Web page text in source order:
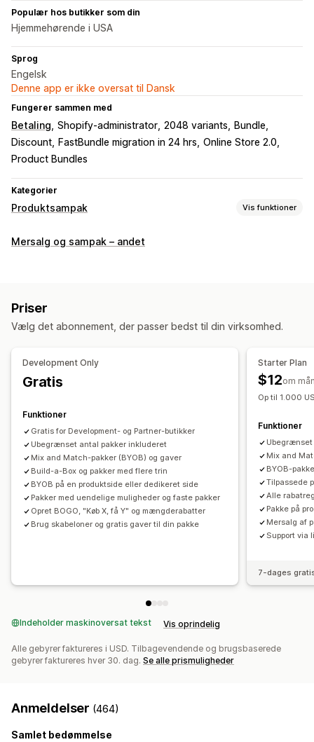
Populær hos butikker som din
Hjemmehørende i USA
Sprog
Engelsk
Denne app er ikke oversat til Dansk
Fungerer sammen med
Betaling Shopify-administrator 2048 variants
Bundle
Discount
FastBundle migration in 24 hrs Online Store 2.0
Product Bundles
Kategorier
Produktsampak Vis funktioner
Pakketyper
Engrospakker
Ofte købt sammen Relaterede produkter
Priser, du kan angive
Antalsbegrænsning
Faste rabatter Procentrabatter Rabatter i indkøbskurv
Gratis levering Køb én, og få én gratis
Massepriser
Engrospriser
Dynamiske priser
Mersalg og sampak – andet
Priser
Vælg det abonnement, der passer bedst til din virksomhed.
Development Only
Gratis
Funktioner
Gratis for Development- og Partner-butikker
Ubegrænset antal pakker inkluderet
Mix and Match-pakker (BYOB) og gaver
Build-a-Box og pakker med flere trin
BYOB på en produktside eller dedikeret side
Pakker med uendelige muligheder og faste pakker
Opret BOGO, "Køb X, få Y" og mængderabatter
Brug skabeloner og gratis gaver til din pakke
Starter Plan
$12om
Op til 1.000
Funktioner
Mix and
BYOB-
Tilpassede
Alle
Pakke på
Mersalg af
Support via
7-dages
Indeholder maskinoversat tekst Vis oprindelig
Alle gebyrer faktureres i USD. Tilbagevendende og brugsbaserede
gebyrer faktureres hver 30. dag. Se alle prismuligheder
Anmeldelser (464)
Samlet bedømmelse